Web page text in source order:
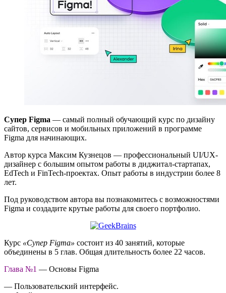
Супер Figma — самый полный обучающий курс по дизайну
сайтов, сервисов и мобильных приложений в программе
Figma для начинающих.
Автор курса Максим Кузнецов — профессиональный UI/UX-
дизайнер с большим опытом работы в диджитал-стартапах,
EdTech и FinTech-проектах. Опыт работы в индустрии более 8
лет.
Под руководством автора вы познакомитесь с возможностями
Figma и создадите крутые работы для своего портфолио.
Курс «Супер Figma» состоит из 40 занятий, которые
объединены в 5 глав. Общая длительность более 22 часов.
Глава №1 — Основы Figma
— Пользовательский интерфейс.